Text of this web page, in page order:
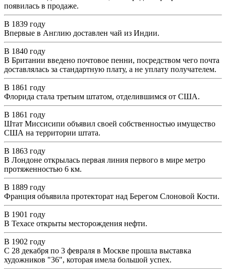
появилась в продаже.
В 1839 году
Впервые в Англию доставлен чай из Индии.
В 1840 году
В Британии введено почтовое пенни, посредством чего почта
доставлялась за стандартную плату, а не уплату получателем.
В 1861 году
Флорида стала третьим штатом, отделившимся от США.
В 1861 году
Штат Миссисипи объявил своей собственностью имущество
США на территории штата.
В 1863 году
В Лондоне открылась первая линия первого в мире метро
протяженностью 6 км.
В 1889 году
Франция объявила протекторат над Берегом Слоновой Кости.
В 1901 году
В Техасе открыты месторождения нефти.
В 1902 году
С 28 декабря по 3 февраля в Москве прошла выставка
художников "36", которая имела большой успех.